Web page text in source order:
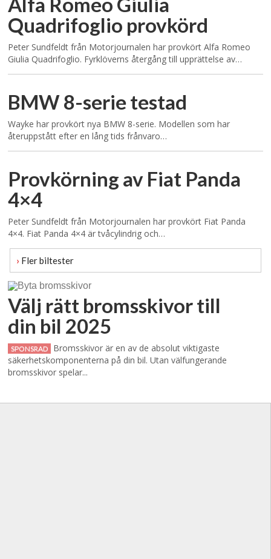
Quadrifoglio provkörd
Peter Sundfeldt från Motorjournalen har provkört Alfa Romeo
Giulia Quadrifoglio. Fyrklöverns återgång till upprättelse av…
BMW 8-serie testad
Wayke har provkört nya BMW 8-serie. Modellen som har
återuppstått efter en lång tids frånvaro…
Provkörning av Fiat Panda
4×4
Peter Sundfeldt från Motorjournalen har provkört Fiat Panda
4×4. Fiat Panda 4×4 är tvåcylindrig och…
› Fler biltester
Välj rätt bromsskivor till
din bil 2025
SPONSRAD
Bromsskivor är en av de absolut viktigaste
säkerhetskomponenterna på din bil. Utan välfungerande
bromsskivor spelar...